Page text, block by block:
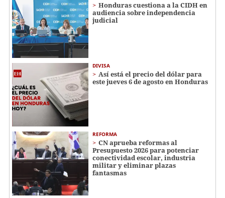
Honduras cuestiona a la CIDH en
audiencia sobre independencia
judicial
DIVISA
Así está el precio del dólar para
este jueves 6 de agosto en Honduras
REFORMA
CN aprueba reformas al
Presupuesto 2026 para potenciar
conectividad escolar, industria
militar y eliminar plazas
fantasmas